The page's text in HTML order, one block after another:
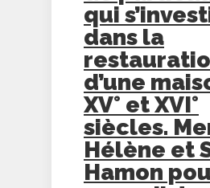
qui
dans la
d’une
XV° et XVI°
siècles.
Hélène et
Hamon